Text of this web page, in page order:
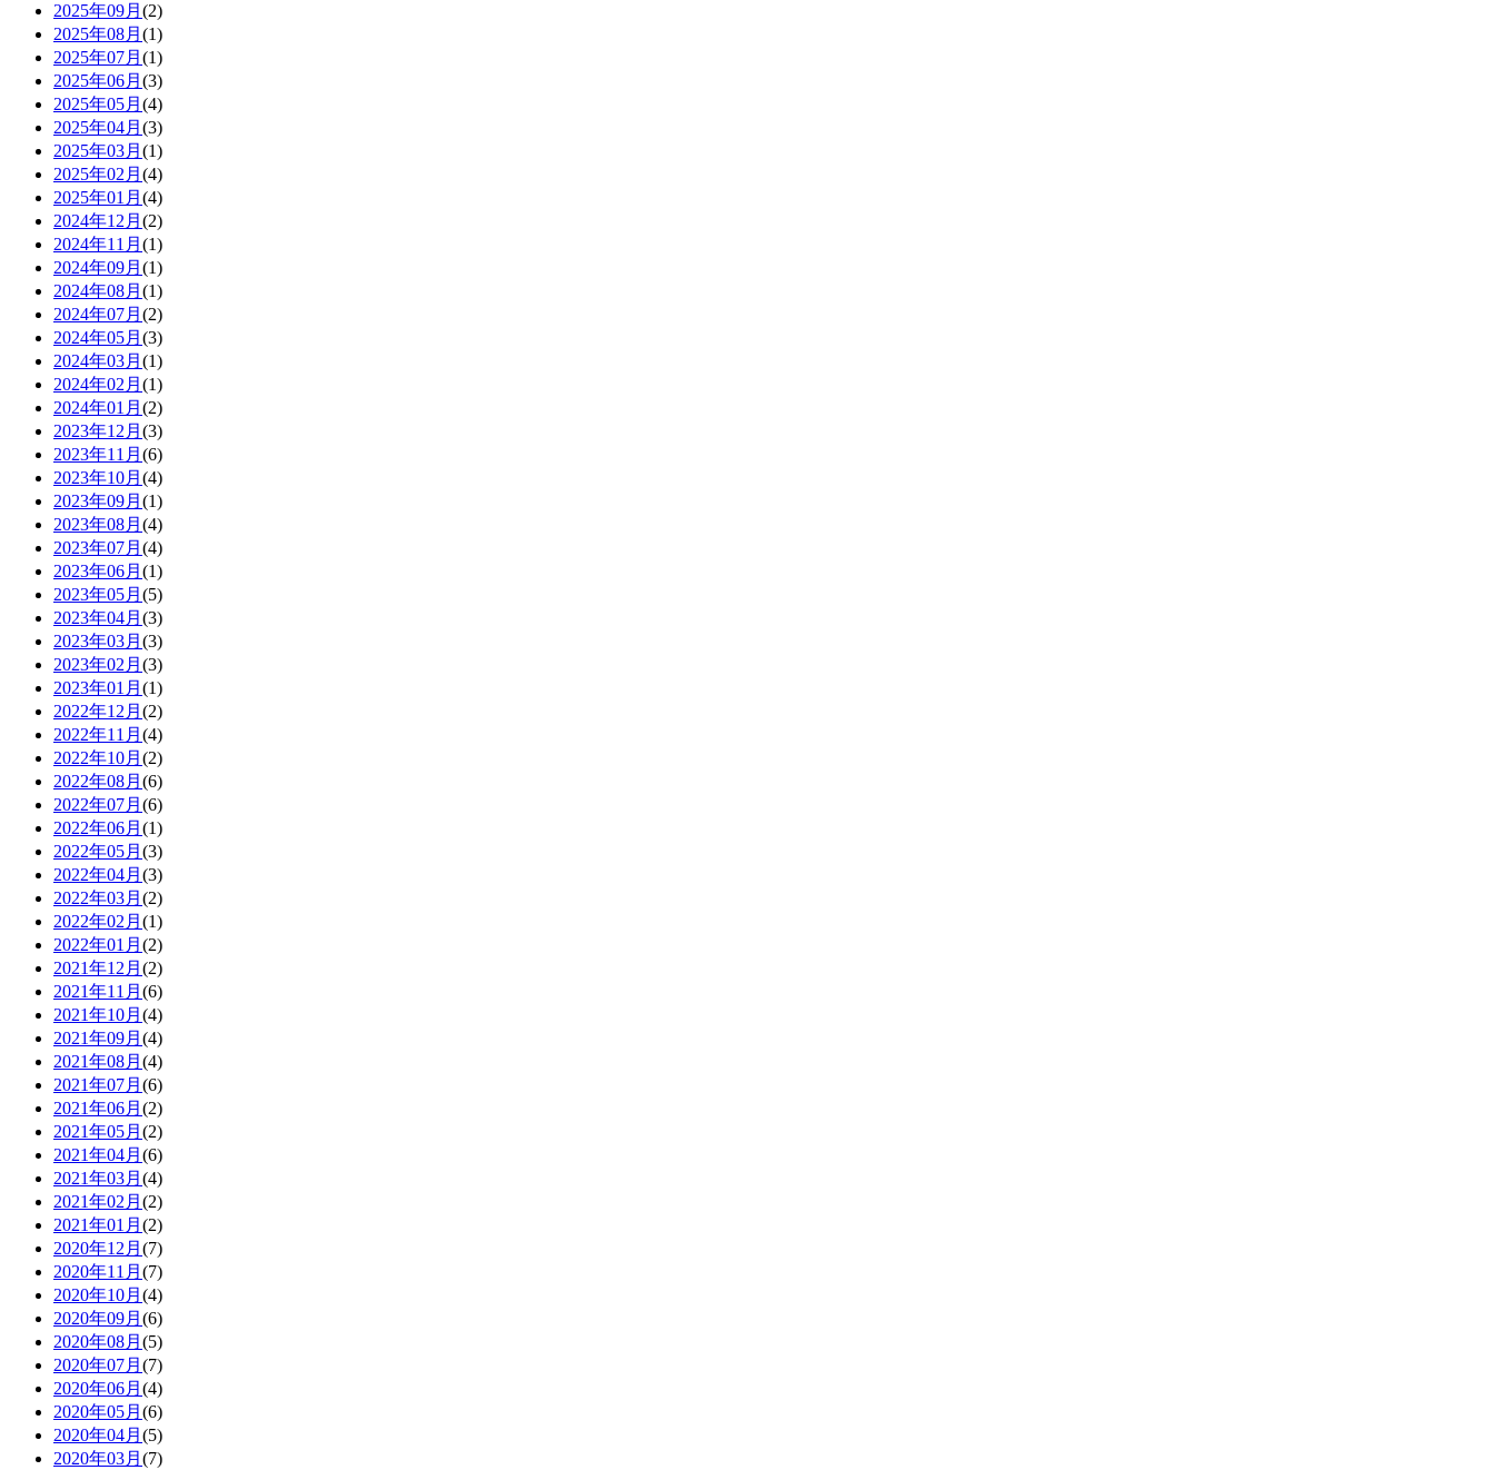
2025年09月 (2)
2025年08月 (1)
2025年07月 (1)
2025年06月 (3)
2025年05月 (4)
2025年04月 (3)
2025年03月 (1)
2025年02月 (4)
2025年01月 (4)
2024年12月 (2)
2024年11月 (1)
2024年09月 (1)
2024年08月 (1)
2024年07月 (2)
2024年05月 (3)
2024年03月 (1)
2024年02月 (1)
2024年01月 (2)
2023年12月 (3)
2023年11月 (6)
2023年10月 (4)
2023年09月 (1)
2023年08月 (4)
2023年07月 (4)
2023年06月 (1)
2023年05月 (5)
2023年04月 (3)
2023年03月 (3)
2023年02月 (3)
2023年01月 (1)
2022年12月 (2)
2022年11月 (4)
2022年10月 (2)
2022年08月 (6)
2022年07月 (6)
2022年06月 (1)
2022年05月 (3)
2022年04月 (3)
2022年03月 (2)
2022年02月 (1)
2022年01月 (2)
2021年12月 (2)
2021年11月 (6)
2021年10月 (4)
2021年09月 (4)
2021年08月 (4)
2021年07月 (6)
2021年06月 (2)
2021年05月 (2)
2021年04月 (6)
2021年03月 (4)
2021年02月 (2)
2021年01月 (2)
2020年12月 (7)
2020年11月 (7)
2020年10月 (4)
2020年09月 (6)
2020年08月 (5)
2020年07月 (7)
2020年06月 (4)
2020年05月 (6)
2020年04月 (5)
2020年03月 (7)